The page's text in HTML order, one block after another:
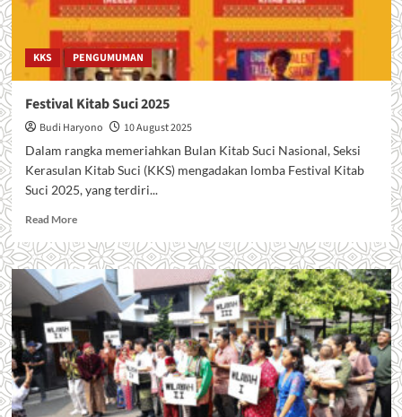
KKS PENGUMUMAN
Festival Kitab Suci 2025
Budi Haryono
10 August 2025
Dalam rangka memeriahkan Bulan Kitab Suci Nasional, Seksi
Kerasulan Kitab Suci (KKS) mengadakan lomba Festival Kitab
Suci 2025, yang terdiri...
Read MoreRead
about
Festival
Kitab
2025